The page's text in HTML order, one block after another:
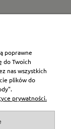
poprawne
do Twoich
nas wszystkich
plików do
prywatności.